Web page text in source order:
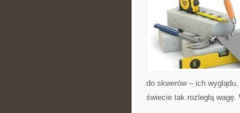
do skwerów – ich
świecie tak rozległą